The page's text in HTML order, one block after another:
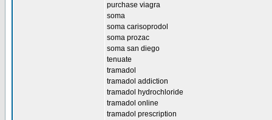
purchase viagra
soma
soma carisoprodol
soma prozac
soma san diego
tenuate
tramadol
tramadol addiction
tramadol hydrochloride
tramadol online
tramadol prescription